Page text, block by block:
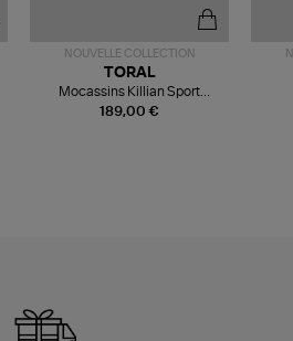
NOUVELLE COLLECTION
189,00 €
TORAL
Mocassins Killian Sport
Mousse